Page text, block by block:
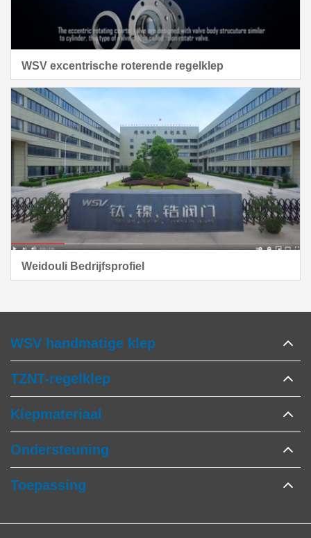
WSV excentrische roterende regelklep
Weidouli Bedrijfsprofiel
WSV handmatige klep
TZNT-regelklep
Klepmateriaal
Ondersteuning
Toepassing